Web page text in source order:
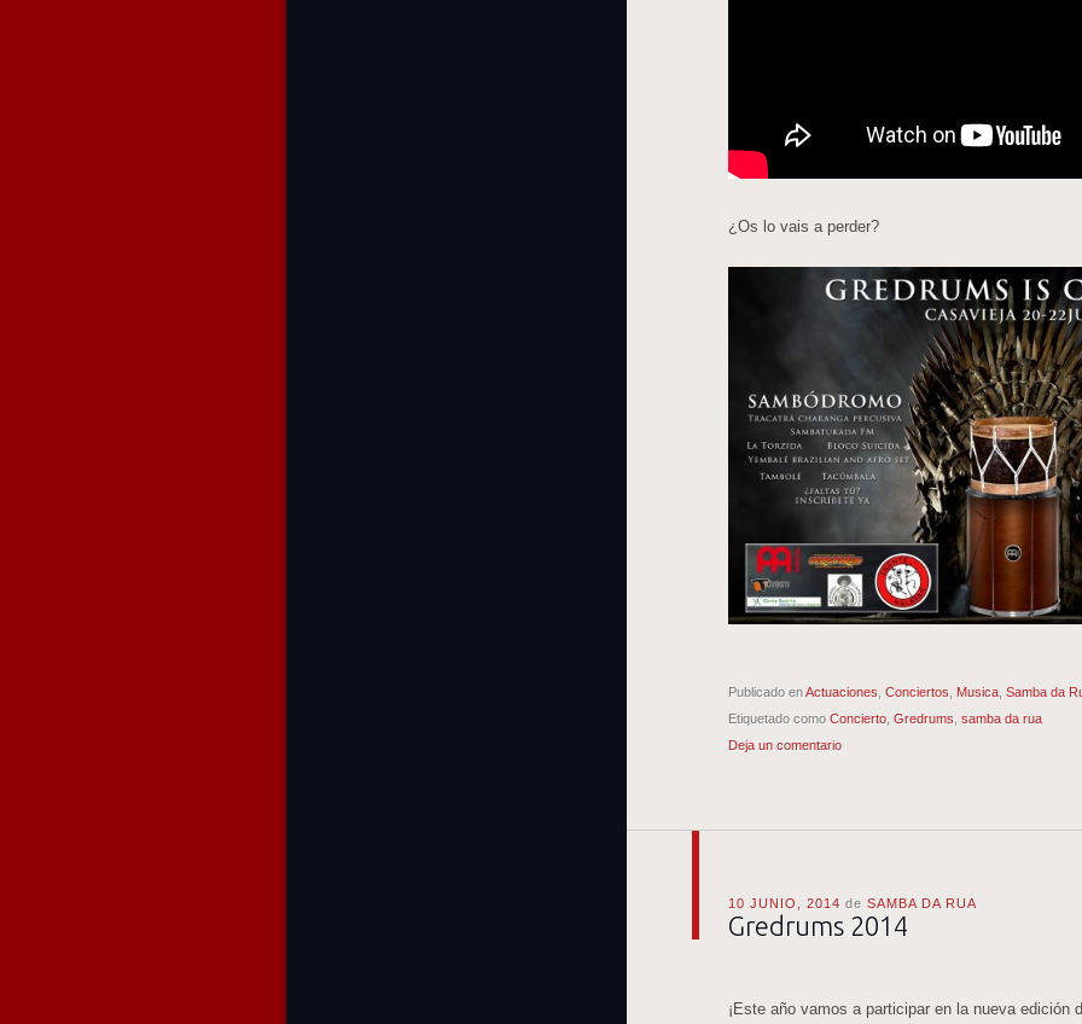
¿Os lo vais a perder?
Publicado enActuaciones Conciertos Musica Samba da
Etiquetado como Concierto Gredrums samba da rua
Deja un comentario
10 JUNIO, 2014 de SAMBA DA RUA
Gredrums 2014
¡Este año vamos a participar en la nueva edición